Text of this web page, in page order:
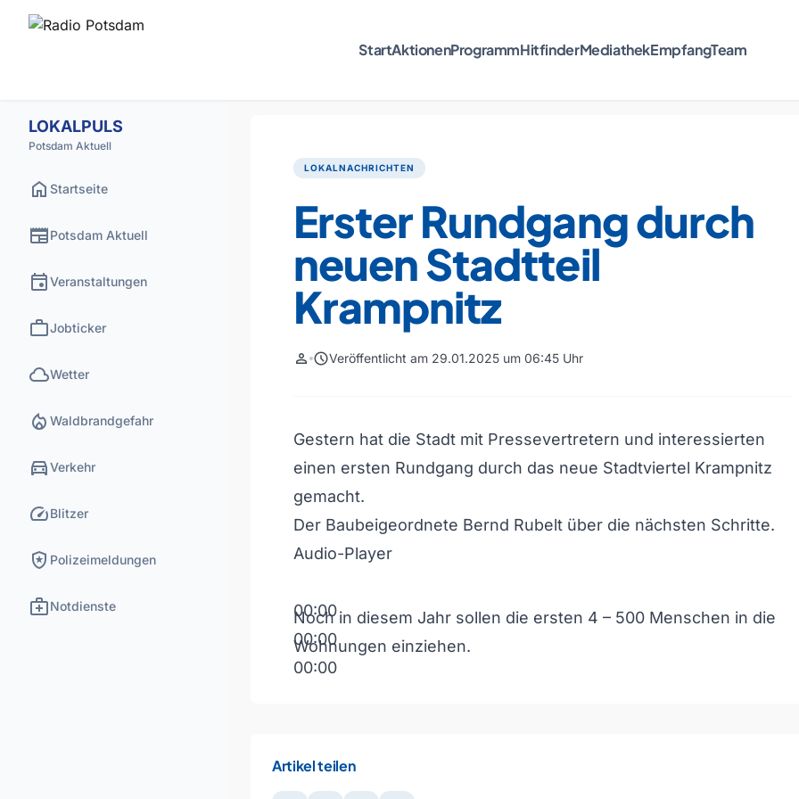
StartAktionenProgrammHitfinderMediathekEmpfangTeam
LOKALPULS
Potsdam Aktuell
home Startseite
newspaperPotsdam Aktuell
eventVeranstaltungen
workJobticker
cloudWetter
local_fire_department Waldbrandgefahr
directions_carVerkehr
speedBlitzer
local_police Polizeimeldungen
medical_servicesNotdienste
LOKALNACHRICHTEN
Erster Rundgang durch
neuen Stadtteil
Krampnitz
person scheduleVeröffentlicht am 29.01.2025 um 06:45 Uhr
Gestern hat die Stadt mit Pressevertretern und interessierten
einen ersten Rundgang durch das neue Stadtviertel Krampnitz
gemacht.
Der Baubeigeordnete Bernd Rubelt über die nächsten Schritte.
Audio-Player
00:00
00:00
00:00
Noch in diesem Jahr sollen die ersten 4 – 500 Menschen in die
Wohnungen einziehen.
Artikel teilen